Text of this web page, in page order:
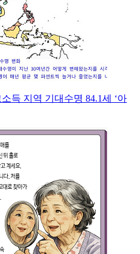
득 지역 기대수명 84.1세 ‘아